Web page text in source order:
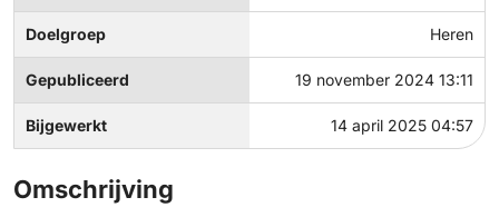
Doelgroep Heren
Gepubliceerd 19 november 2024 13:11
Bijgewerkt 14 april 2025 04:57
Omschrijving